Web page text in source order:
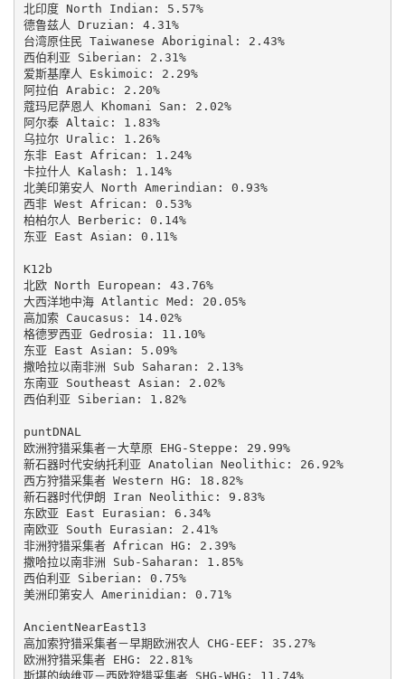
北印度 North Indian: 5.57%
德鲁兹人 Druzian: 4.31%
台湾原住民 Taiwanese Aboriginal: 2.43%
西伯利亚 Siberian: 2.31%
爱斯基摩人 Eskimoic: 2.29%
阿拉伯 Arabic: 2.20%
蔻玛尼萨恩人 Khomani San: 2.02%
阿尔泰 Altaic: 1.83%
乌拉尔 Uralic: 1.26%
东非 East African: 1.24%
卡拉什人 Kalash: 1.14%
北美印第安人 North Amerindian: 0.93%
西非 West African: 0.53%
柏柏尔人 Berberic: 0.14%
东亚 East Asian: 0.11%
K12b
北欧 North European: 43.76%
大西洋地中海 Atlantic Med: 20.05%
高加索 Caucasus: 14.02%
格德罗西亚 Gedrosia: 11.10%
东亚 East Asian: 5.09%
撒哈拉以南非洲 Sub Saharan: 2.13%
东南亚 Southeast Asian: 2.02%
西伯利亚 Siberian: 1.82%
puntDNAL
欧洲狩猎采集者－大草原 EHG-Steppe: 29.99%
新石器时代安纳托利亚 Anatolian Neolithic: 26.92%
西方狩猎采集者 Western HG: 18.82%
新石器时代伊朗 Iran Neolithic: 9.83%
东欧亚 East Eurasian: 6.34%
南欧亚 South Eurasian: 2.41%
非洲狩猎采集者 African HG: 2.39%
撒哈拉以南非洲 Sub-Saharan: 1.85%
西伯利亚 Siberian: 0.75%
美洲印第安人 Amerinidian: 0.71%
AncientNearEast13
高加索狩猎采集者－早期欧洲农人 CHG-EEF: 35.27%
欧洲狩猎采集者 EHG: 22.81%
斯堪的纳维亚－西欧狩猎采集者 SHG-WHG: 11.74%